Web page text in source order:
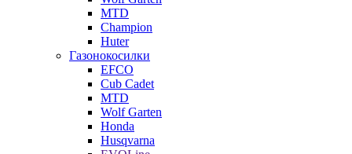
MTD
Champion
Huter
Газонокосилки
EFCO
Cub Cadet
MTD
Wolf Garten
Honda
Husqvarna